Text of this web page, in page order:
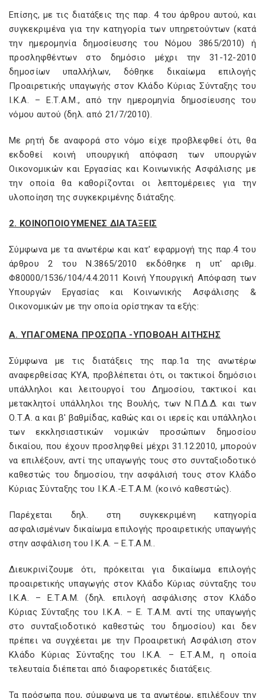
Επίσης, με τις διατάξεις της παρ. 4 του άρθρου αυτού, και
συγκεκριμένα για την κατηγορία των υπηρετούντων (κατά
την ημερομηνία δημοσίευσης του Νόμου 3865/2010) ή
προσληφθέντων στο δημόσιο μέχρι την 31-12-2010
δημοσίων υπαλλήλων, δόθηκε δικαίωμα επιλογής
Προαιρετικής υπαγωγής στον Κλάδο Κύριας Σύνταξης του
Ι.Κ.Α. – Ε.Τ.Α.Μ., από την ημερομηνία δημοσίευσης του
νόμου αυτού (δηλ. από 21/7/2010).
Με ρητή δε αναφορά στο νόμο είχε προβλεφθεί ότι, θα
εκδοθεί κοινή υπουργική απόφαση των υπουργών
Οικονομικών και Εργασίας και Κοινωνικής Ασφάλισης με
την οποία θα καθορίζονται οι λεπτομέρειες για την
υλοποίηση της συγκεκριμένης διάταξης.
2. ΚΟΙΝΟΠΟΙΟΥΜΕΝΕΣ ΔΙΑΤΑΞΕΙΣ
Σύμφωνα με τα ανωτέρω και κατ' εφαρμογή της παρ.4 του
άρθρου 2 του Ν.3865/2010 εκδόθηκε η υπ' αριθμ.
Φ80000/1536/104/4.4.2011 Κοινή Υπουργική Απόφαση των
Υπουργών Εργασίας και Κοινωνικής Ασφάλισης &
Οικονομικών με την οποία ορίστηκαν τα εξής:
Α. ΥΠΑΓΟΜΕΝΑ ΠΡΟΣΩΠΑ -ΥΠΟΒΟΑΗ ΑΙΤΗΣΗΣ
Σύμφωνα με τις διατάξεις της παρ.1α της ανωτέρω
αναφερθείσας ΚΥΑ, προβλέπεται ότι, οι τακτικοί δημόσιοι
υπάλληλοι και λειτουργοί του Δημοσίου, τακτικοί και
μετακλητοί υπάλληλοι της Βουλής, των Ν.Π.Δ.Δ. και των
Ο.Τ.Α. α και β' βαθμίδας, καθώς και οι ιερείς και υπάλληλοι
των εκκλησιαστικών νομικών προσώπων δημοσίου
δικαίου, που έχουν προσληφθεί μέχρι 31.12.2010, μπορούν
να επιλέξουν, αντί της υπαγωγής τους στο συνταξιοδοτικό
καθεστώς του δημοσίου, την ασφάλισή τους στον Κλάδο
Κύριας Σύνταξης του Ι.Κ.Α.-Ε.Τ.A.M. (κοινό καθεστώς).
Παρέχεται δηλ. στη συγκεκριμένη κατηγορία
ασφαλισμένων δικαίωμα επιλογής προαιρετικής υπαγωγής
στην ασφάλιση του Ι.Κ.Α. – Ε.Τ.A.M..
Διευκρινίζουμε ότι, πρόκειται για δικαίωμα επιλογής
προαιρετικής υπαγωγής στον Κλάδο Κύριας σύνταξης του
Ι.Κ.Α. – Ε.Τ.A.M. (δηλ. επιλογή ασφάλισης στον Κλάδο
Κύριας Σύνταξης του Ι.Κ.Α. – Ε. Τ.A.M. αντί της υπαγωγής
στο συνταξιοδοτικό καθεστώς του δημοσίου) και δεν
πρέπει να συγχέεται με την Προαιρετική Ασφάλιση στον
Κλάδο Κύριας Σύνταξης του Ι.Κ.Α. – Ε.Τ.A.M., η οποία
τελευταία διέπεται από διαφορετικές διατάξεις.
Τα πρόσωπα που, σύμφωνα με τα ανωτέρω, επιλέξουν την